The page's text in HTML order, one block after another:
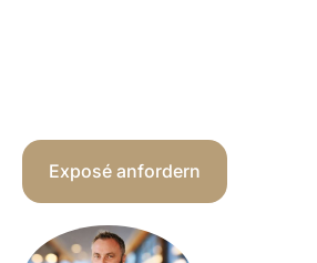
Exposé anfordern